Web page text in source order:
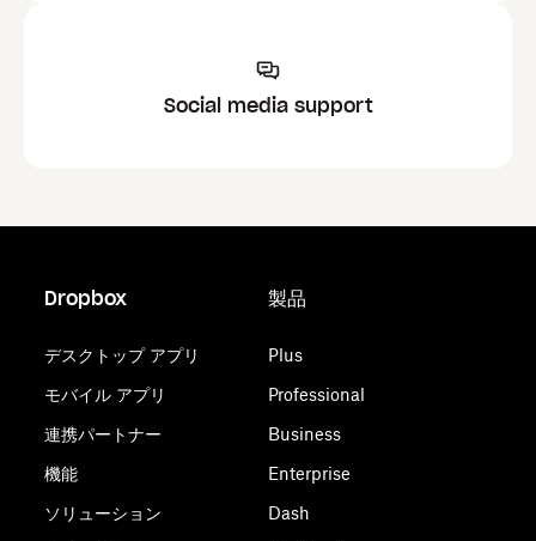
Social media support
Dropbox
デスクトップ アプリ
モバイル アプリ
連携パートナー
機能
ソリューション
製品
Plus
Professional
Business
Enterprise
Dash